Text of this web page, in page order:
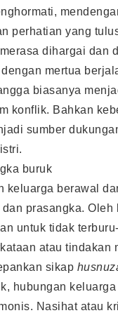
perhatian yang
dihargai dan
mertua
biasanya
konflik. Bahkan
sumber
buruk
keluarga berawal
prasangka. Oleh
untuk tidak
atau tindakan
sikap
hubungan
Nasihat atau